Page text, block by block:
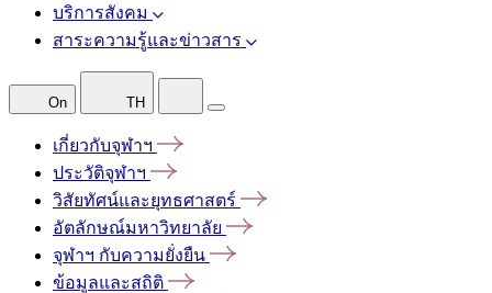
บริการสังคม
สาระความรู้และข่าวสาร
On TH
เกี่ยวกับจุฬาฯ
ประวัติจุฬาฯ
วิสัยทัศน์และยุทธศาสตร์
อัตลักษณ์มหาวิทยาลัย
จุฬาฯ กับความยั่งยืน
ข้อมูลและสถิติ